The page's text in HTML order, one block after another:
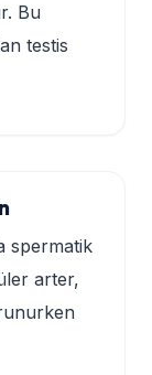
Bu
testis
spermatik
arter,